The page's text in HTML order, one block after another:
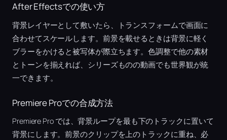
After Effectsでの使い方
背景レイヤーとして敷いたら、トランスフォームで画面に
合わせてスケールします。前景を載せるときは背景に軽く
ブラーをかけると被写体が際立ちます。色調整で他の素材
とトーンを揃えれば、シリーズものの動画でも世界観が統
一できます。
Premiere Proでの合成方法
Premiere Pro では、背景ループを最も下のトラックに置いて
背景にします。前景のクリップを上のトラックに重ね、必